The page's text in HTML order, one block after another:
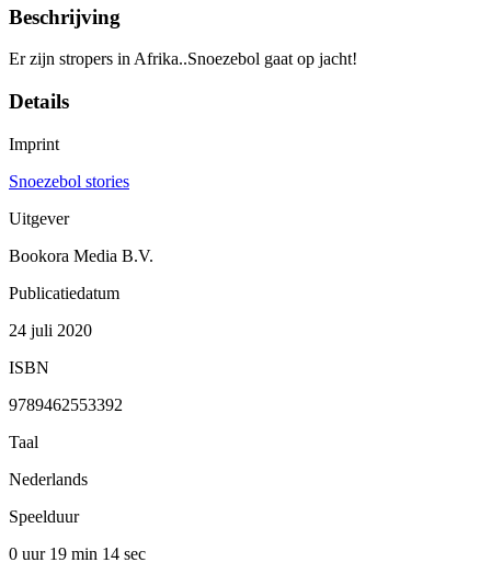
Beschrijving
Er zijn stropers in Afrika..Snoezebol gaat op jacht!
Details
Imprint
Snoezebol stories
Uitgever
Bookora Media B.V.
Publicatiedatum
24 juli 2020
ISBN
9789462553392
Taal
Nederlands
Speelduur
0 uur 19 min 14 sec